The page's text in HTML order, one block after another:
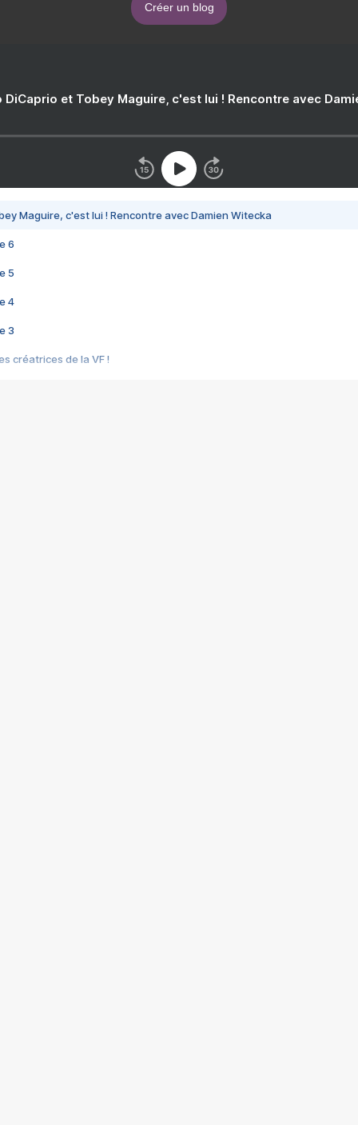
Créer un blog
DiCaprio et Tobey Maguire, c'est lui ! Rencontre avec
Maguire, c'est lui ! Rencontre avec Damien Witecka
6
5
4
3
créatrices de la VF !